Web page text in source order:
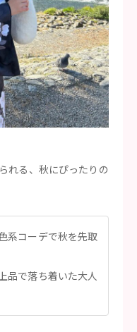
れる、秋にぴったりの
系コーデで秋を先取
品で落ち着いた大人